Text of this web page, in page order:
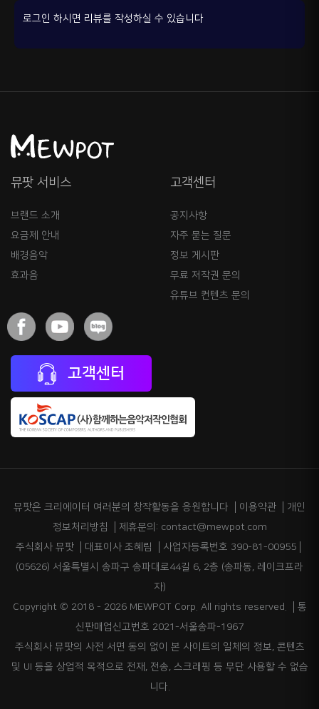
로그인 하시면 리뷰를 작성하실 수 있습니다
뮤팟 서비스
브랜드 소개
요금제 안내
배경음악
효과음
고객센터
공지사항
자주 묻는 질문
정보 게시판
무료 저작권 문의
유튜브 컨텐츠 문의
고객센터
뮤팟은 크리에이터 여러분의 창작활동을 응원합니다 이용약관
개인
정보처리방침
제휴문의: contact@mewpot.com
주식회사 뮤팟
대표이사 조혜림
사업자등록번호 390-81-00955
(05626) 서울특별시 송파구 송파대로44길 6, 2층 (송파동, 레이크프라
자)
Copyright © 2018 - 2026 MEWPOT Corp. All rights reserved.
통
신판매업신고번호 2021-서울송파-1967
주식회사 뮤팟의 사전 서면 동의 없이 본 사이트의 일체의 정보, 콘텐츠
및 UI 등을 상업적 목적으로 전재, 전송, 스크래핑 등 무단 사용할 수 없습
니다.